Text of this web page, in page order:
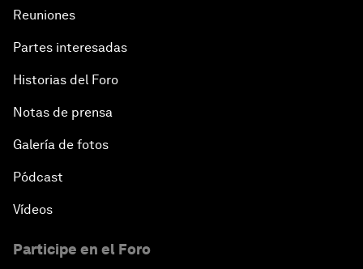
Reuniones
Partes interesadas
Historias del Foro
Notas de prensa
Galería de fotos
Pódcast
Vídeos
Participe en el Foro